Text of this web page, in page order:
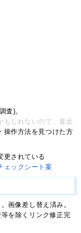
査)。
もしれないので、直近
操作方法を見つけた方
更されている
ェックシート案
画像差し替え済み。
を除くリンク修正完